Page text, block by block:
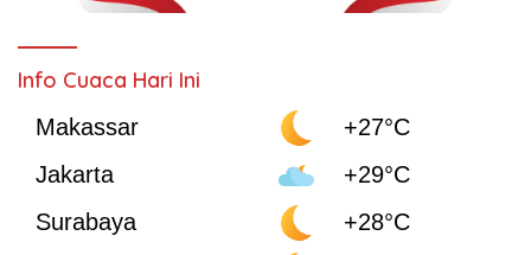
Info Cuaca Hari Ini
Makassar
+27°C
Jakarta
+29°C
Surabaya
+28°C